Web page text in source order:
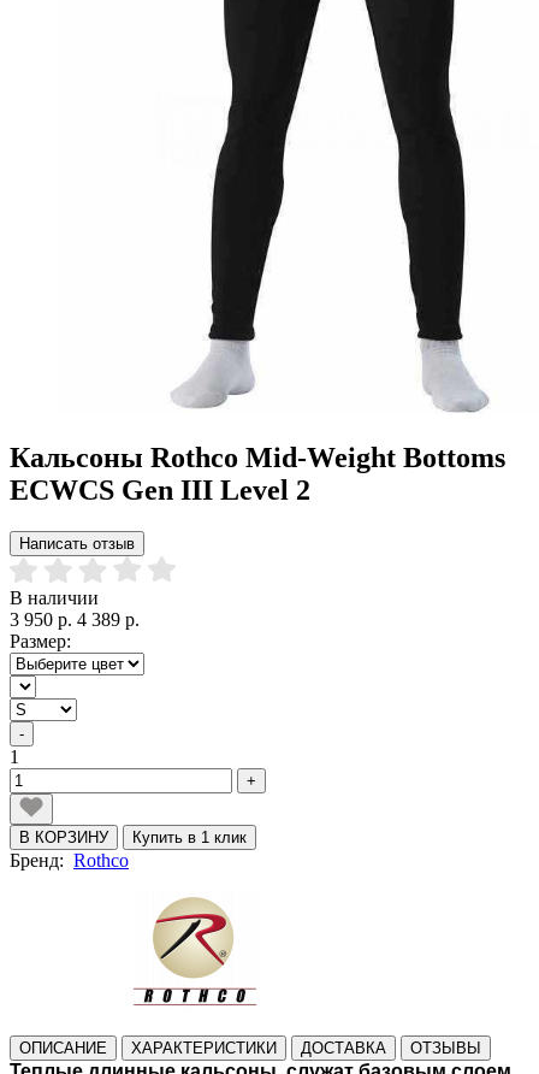
Кальсоны Rothco Mid-Weight Bottoms
ECWCS Gen III Level 2
Написать отзыв
В наличии
3 950 р. 4 389 р.
Размер:
-
1
+
В КОРЗИНУ Купить в 1 клик
Бренд: Rothco
ОПИСАНИЕ ХАРАКТЕРИСТИКИ ДОСТАВКА ОТЗЫВЫ